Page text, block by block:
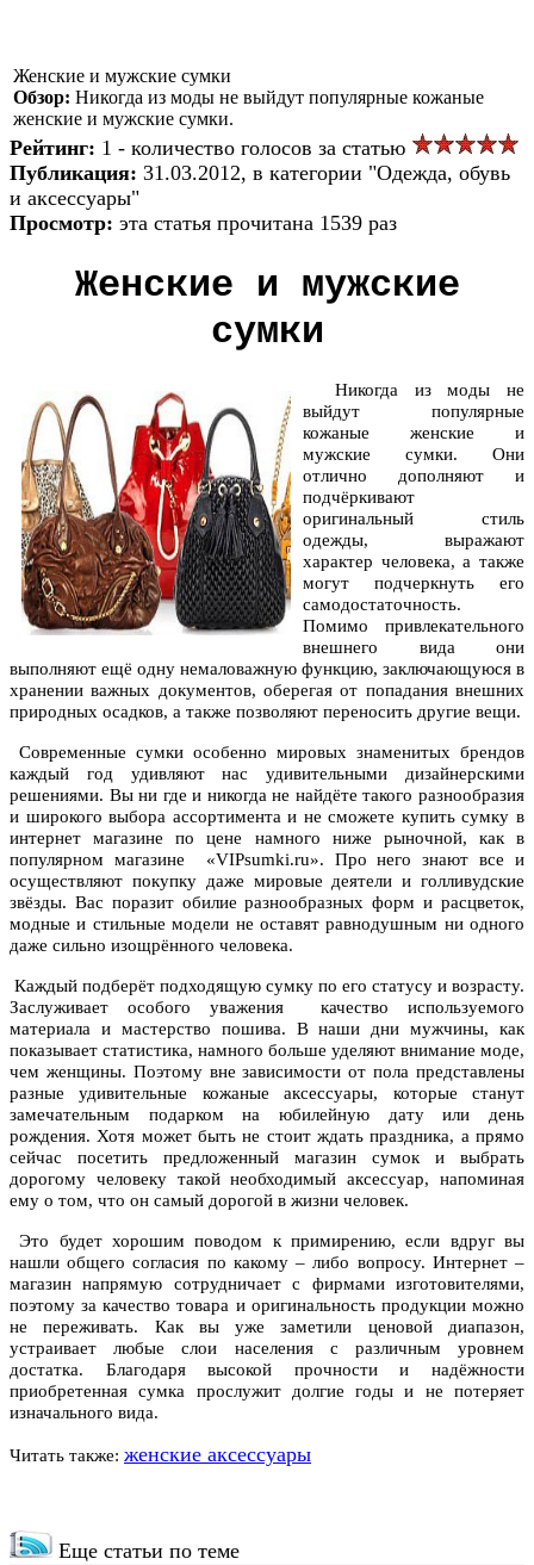
Женские и мужские сумки
Обзор: Никогда из моды не выйдут популярные кожаные
женские и мужские сумки.
Рейтинг: 1 - количество голосов за статью
Публикация: 31.03.2012, в категории "Одежда, обувь
и аксессуары"
Просмотр: эта статья прочитана 1539 раз
Женские и мужские
сумки
Никогда из моды не
выйдут популярные
кожаные женские и
мужские сумки. Они
отлично дополняют и
подчёркивают
оригинальный стиль
одежды, выражают
характер человека, а также
могут подчеркнуть его
самодостаточность.
Помимо привлекательного
внешнего вида они
выполняют ещё одну немаловажную функцию, заключающуюся в
хранении важных документов, оберегая от попадания внешних
природных осадков, а также позволяют переносить другие вещи.
Современные сумки особенно мировых знаменитых брендов
каждый год удивляют нас удивительными дизайнерскими
решениями. Вы ни где и никогда не найдёте такого разнообразия
и широкого выбора ассортимента и не сможете купить сумку в
интернет магазине по цене намного ниже рыночной, как в
популярном магазине «VIPsumki.ru». Про него знают все и
осуществляют покупку даже мировые деятели и голливудские
звёзды. Вас поразит обилие разнообразных форм и расцветок,
модные и стильные модели не оставят равнодушным ни одного
даже сильно изощрённого человека.
Каждый подберёт подходящую сумку по его статусу и возрасту.
Заслуживает особого уважения качество используемого
материала и мастерство пошива. В наши дни мужчины, как
показывает статистика, намного больше уделяют внимание моде,
чем женщины. Поэтому вне зависимости от пола представлены
разные удивительные кожаные аксессуары, которые станут
замечательным подарком на юбилейную дату или день
рождения. Хотя может быть не стоит ждать праздника, а прямо
сейчас посетить предложенный магазин сумок и выбрать
дорогому человеку такой необходимый аксессуар, напоминая
ему о том, что он самый дорогой в жизни человек.
Это будет хорошим поводом к примирению, если вдруг вы
нашли общего согласия по какому – либо вопросу. Интернет –
магазин напрямую сотрудничает с фирмами изготовителями,
поэтому за качество товара и оригинальность продукции можно
не переживать. Как вы уже заметили ценовой диапазон,
устраивает любые слои населения с различным уровнем
достатка. Благодаря высокой прочности и надёжности
приобретенная сумка прослужит долгие годы и не потеряет
изначального вида.
Читать также: женские аксессуары
Еще статьи по теме